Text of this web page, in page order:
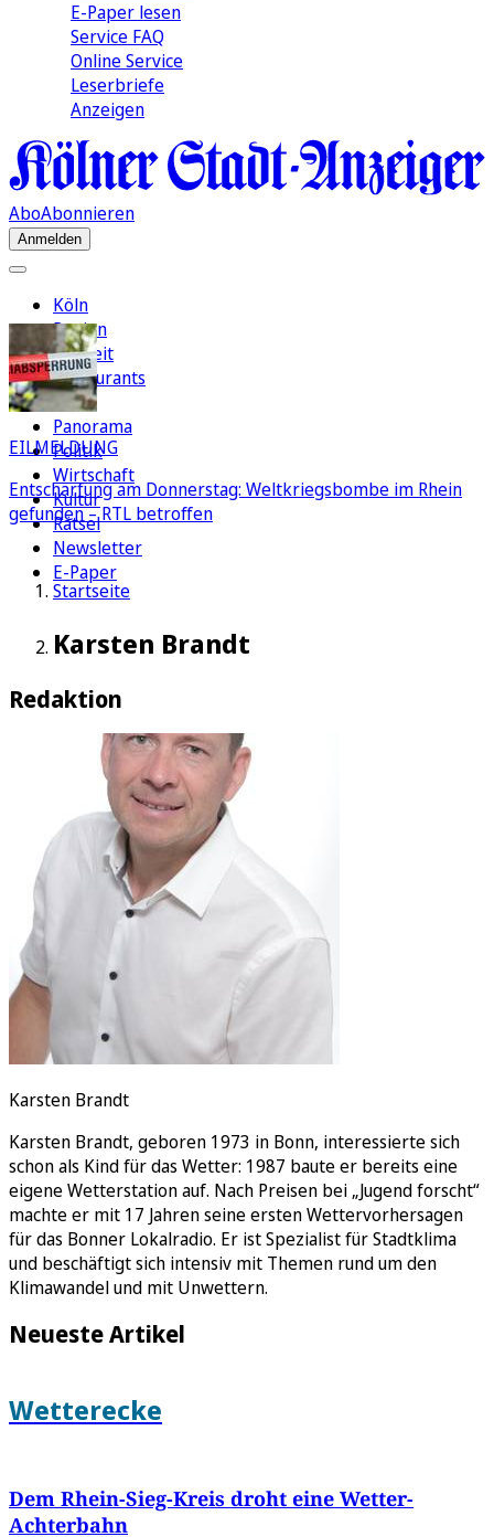
E-Paper lesen
Service FAQ
Online Service
Leserbriefe
Anzeigen
AboAbonnieren
Anmelden
Köln
Region
Freizeit
Restaurants
FC
Panorama
Politik
Wirtschaft
Kultur
Rätsel
Newsletter
E-Paper
EILMELDUNG
Entschärfung am Donnerstag: Weltkriegsbombe im Rhein
gefunden – RTL betroffen
Startseite
Karsten Brandt
Redaktion
Karsten Brandt
Karsten Brandt, geboren 1973 in Bonn, interessierte sich
schon als Kind für das Wetter: 1987 baute er bereits eine
eigene Wetterstation auf. Nach Preisen bei „Jugend forscht“
machte er mit 17 Jahren seine ersten Wettervorhersagen
für das Bonner Lokalradio. Er ist Spezialist für Stadtklima
und beschäftigt sich intensiv mit Themen rund um den
Klimawandel und mit Unwettern.
Neueste Artikel
Wetterecke
Dem Rhein-Sieg-Kreis droht eine Wetter-
Achterbahn